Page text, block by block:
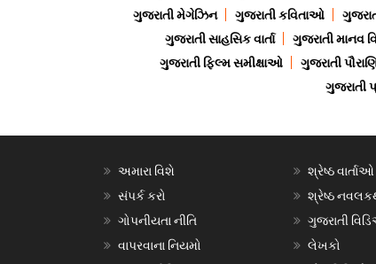
ગુજરાતી મેગેઝિન
ગુજરાતી કવિતાઓ
ગુજરાતી સાહસિક વાર્તા
ગુજરાતી માનવ
ગુજરાતી ફિલ્મ સમીક્ષાઓ
ગુજરાતી
ગુજરાતી
અમારા વિશે
સંપર્ક કરો
ગોપનીયતા નીતિ
વાપરવાના નિયમો
શ્રેષ્ઠ વાર્તાઓ
શ્રેષ્ઠ
ગુજરાતી
લેખકો